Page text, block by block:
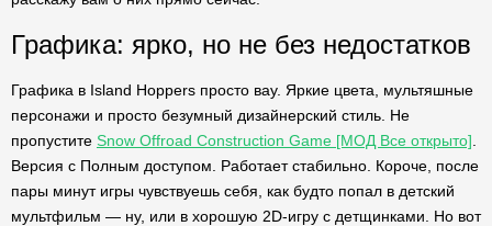
Графика: ярко, но не без недостатков
Графика в Island Hoppers просто вау. Яркие цвета, мультяшные
персонажи и просто безумный дизайнерский стиль. Не
пропустите Snow Offroad Construction Game [МОД Все открыто]
Версия с Полным доступом. Работает стабильно. Короче, после
пары минут игры чувствуешь себя, как будто попал в детский
мультфильм — ну, или в хорошую 2D-игру с детщинками. Но вот